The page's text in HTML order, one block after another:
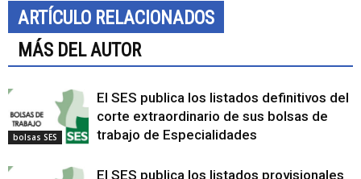
ARTÍCULO RELACIONADOS
MÁS DEL AUTOR
bolsas SES
El SES publica los listados definitivos del
corte extraordinario de sus bolsas de
trabajo de Especialidades
El SES publica los listados provisionales